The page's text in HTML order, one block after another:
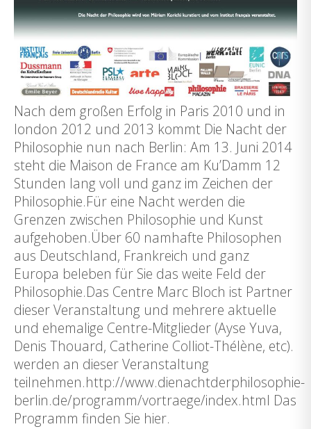
Nach dem großen Erfolg in Paris 2010 und in
london 2012 und 2013 kommt Die Nacht der
Philosophie nun nach Berlin: Am 13. Juni 2014
steht die Maison de France am Ku’Damm 12
Stunden lang voll und ganz im Zeichen der
Philosophie.Für eine Nacht werden die
Grenzen zwischen Philosophie und Kunst
aufgehoben.Über 60 namhafte Philosophen
aus Deutschland, Frankreich und ganz
Europa beleben für Sie das weite Feld der
Philosophie.Das Centre Marc Bloch ist Partner
dieser Veranstaltung und mehrere aktuelle
und ehemalige Centre-Mitglieder (Ayse Yuva,
Denis Thouard, Catherine Colliot-Thélène, etc).
werden an dieser Veranstaltung
teilnehmen.http://www.dienachtderphilosophie-
berlin.de/programm/vortraege/index.html Das
Programm finden Sie hier.